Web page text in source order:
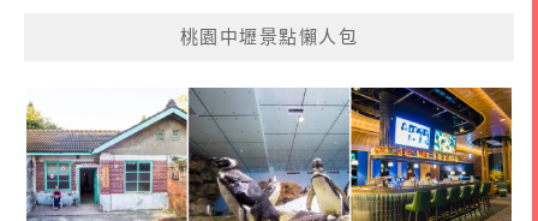
桃園中壢景點懶人包